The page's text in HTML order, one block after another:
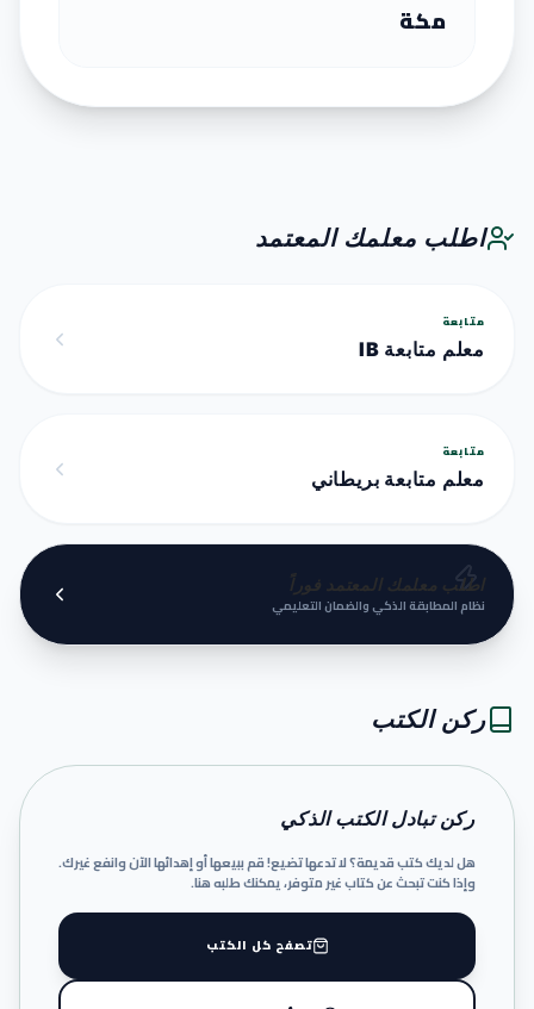
مكة
اطلب معلمك المعتمد
متابعة
معلم متابعة IB
متابعة
معلم متابعة بريطاني
اطلب معلمك المعتمد فوراً
نظام المطابقة الذكي والضمان التعليمي
ركن الكتب
ركن تبادل الكتب الذكي
هل لديك كتب قديمة؟ لا تدعها تضيع! قم ببيعها أو إهدائها الآن وانفع غيرك.
وإذا كنت تبحث عن كتاب غير متوفر، يمكنك طلبه هنا.
تصفح كل الكتب